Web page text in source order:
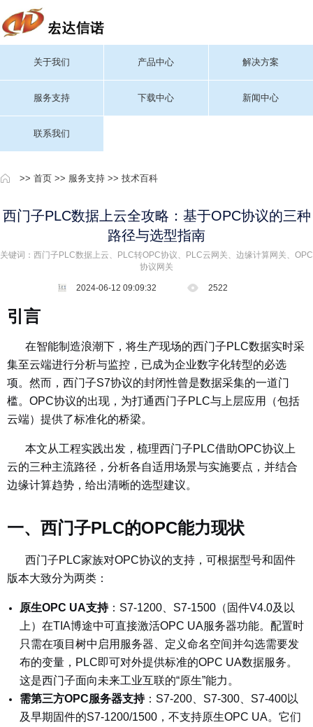
关于我们 产品中心 解决方案
服务支持 下载中心 新闻中心
联系我们
>> 首页 >> 服务支持 >> 技术百科
西门子PLC数据上云全攻略：基于OPC协议的三种
路径与选型指南
关键词：西门子PLC数据上云、PLC转OPC协议、PLC云网关、边缘计算网关、OPC
协议网关
2024-06-12 09:09:32 2522
引言
在智能制造浪潮下，将生产现场的西门子PLC数据实时采
集至云端进行分析与监控，已成为企业数字化转型的必选
项。然而，西门子S7协议的封闭性曾是数据采集的一道门
槛。OPC协议的出现，为打通西门子PLC与上层应用（包括
云端）提供了标准化的桥梁。
本文从工程实践出发，梳理西门子PLC借助OPC协议上
云的三种主流路径，分析各自适用场景与实施要点，并结合
边缘计算趋势，给出清晰的选型建议。
一、西门子PLC的OPC能力现状
西门子PLC家族对OPC协议的支持，可根据型号和固件
版本大致分为两类：
原生OPC UA支持： S7-1200、S7-1500（固件V4.0及以
上）在TIA博途中可直接激活OPC UA服务器功能。配置时
只需在项目树中启用服务器、定义命名空间并勾选需要发
布的变量，PLC即可对外提供标准的OPC UA数据服务。
这是西门子面向未来工业互联的“原生”能力。
需第三方OPC服务器支持： S7-200、S7-300、S7-400以
及早期固件的S7-1200/1500，不支持原生OPC UA。它们